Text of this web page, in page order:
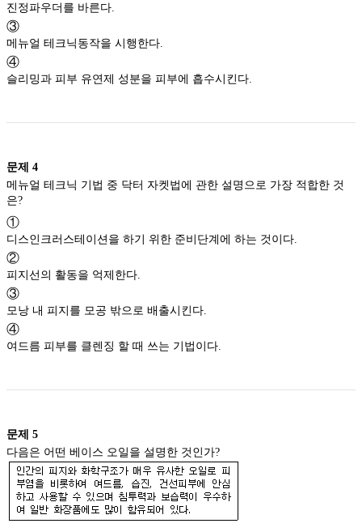
진정파우더를 바른다.
③
메뉴얼 테크닉동작을 시행한다.
④
슬리밍과 피부 유연제 성분을 피부에 흡수시킨다.
문제 4
메뉴얼 테크닉 기법 중 닥터 자켓법에 관한 설명으로 가장 적합한 것
①
디스인크러스테이션을 하기 위한 준비단계에 하는 것이다.
②
피지선의 활동을 억제한다.
③
모낭 내 피지를 모공 밖으로 배출시킨다.
④
여드름 피부를 클렌징 할 때 쓰는 기법이다.
문제 5